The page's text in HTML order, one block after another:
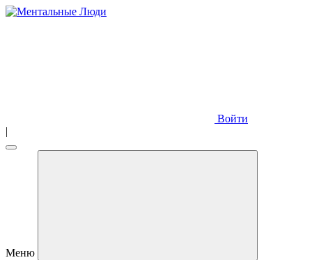
Войти
|
Меню